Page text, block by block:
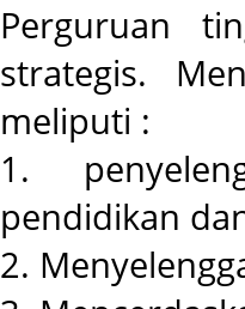
Perguruan
strategis.
meliputi :
1.
pendidikan
2.